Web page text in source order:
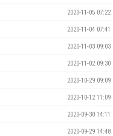
2020-11-05 07:22
2020-11-04 07:41
2020-11-03 09:03
2020-11-02 09:30
2020-10-29 09:09
2020-10-12 11:09
2020-09-30 14:11
2020-09-29 14:48